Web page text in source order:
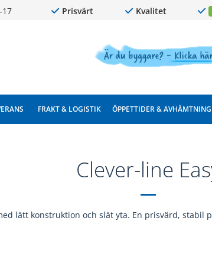
17 Prisvärt Kvalitet
FRAKT & LOGISTIK ÖPPETTIDER & AVHÄMTNING
Clever-line
lätt konstruktion och slät yta. En prisvärd,